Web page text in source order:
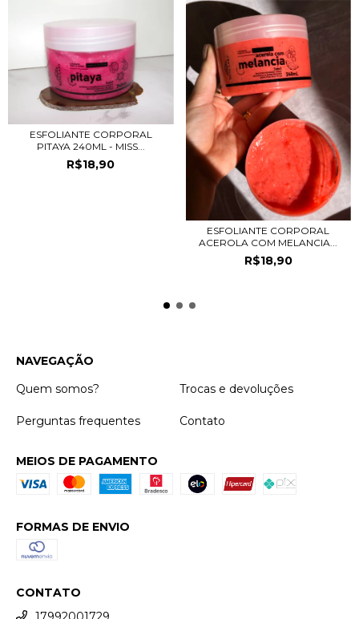
ESFOLIANTE CORPORAL
PITAYA 240ML - MISS...
R$18,90
ESFOLIANTE CORPORAL
ACEROLA COM MELANCIA...
R$18,90
NAVEGAÇÃO
Quem somos?
Trocas e devoluções
Perguntas frequentes Contato
MEIOS DE PAGAMENTO
FORMAS DE ENVIO
CONTATO